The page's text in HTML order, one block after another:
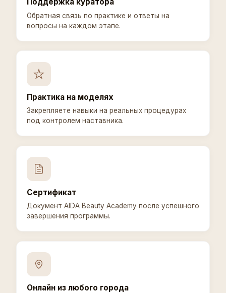
Поддержка куратора
Обратная связь по практике и ответы на
вопросы на каждом этапе.
Практика на моделях
Закрепляете навыки на реальных процедурах
под контролем наставника.
Сертификат
Документ AIDA Beauty Academy после успешного
завершения программы.
Онлайн из любого города